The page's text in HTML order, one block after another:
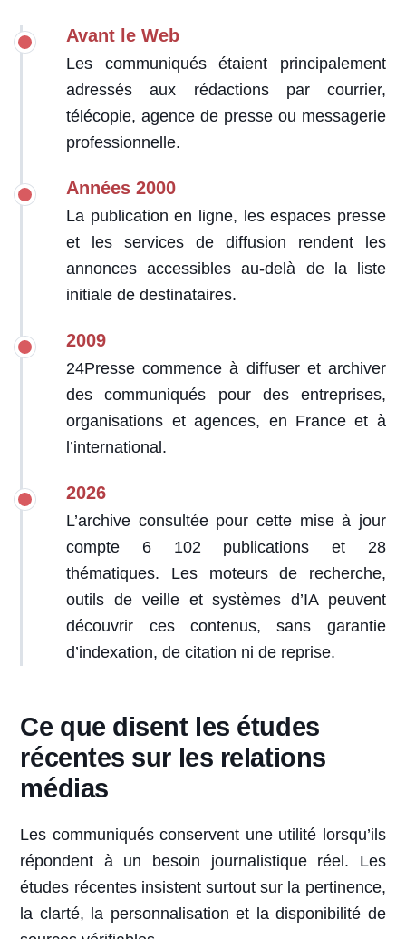
Avant le Web
Les communiqués étaient principalement
adressés aux rédactions par courrier,
télécopie, agence de presse ou messagerie
professionnelle.
Années 2000
La publication en ligne, les espaces presse
et les services de diffusion rendent les
annonces accessibles au-delà de la liste
initiale de destinataires.
2009
24Presse commence à diffuser et archiver
des communiqués pour des entreprises,
organisations et agences, en France et à
l’international.
2026
L’archive consultée pour cette mise à jour
compte 6 102 publications et 28
thématiques. Les moteurs de recherche,
outils de veille et systèmes d’IA peuvent
découvrir ces contenus, sans garantie
d’indexation, de citation ni de reprise.
Ce que disent les études
récentes sur les relations
médias
Les communiqués conservent une utilité lorsqu’ils
répondent à un besoin journalistique réel. Les
études récentes insistent surtout sur la pertinence,
la clarté, la personnalisation et la disponibilité de